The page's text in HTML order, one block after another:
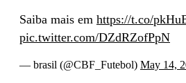
Saiba mais em https://t.co/
pic.twitter.com/DZdRZofPpN
— brasil (@CBF_Futebol) May 14,